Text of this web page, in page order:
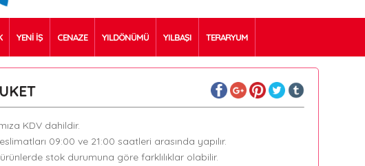
YENİ İŞ CENAZE YILDÖNÜMÜ YILBAŞI TERARYUM
KDV dahildir.
09:00 ve 21:00 saatleri arasında yapılır.
stok durumuna göre farklılıklar olabilir.